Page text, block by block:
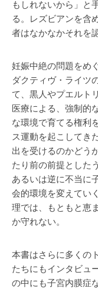
もしれないから」と
る。レズビアンを含
者はなかなかそれを
妊娠中絶の問題をめ
ダクティヴ・ライツ
て、黒人やプエルト
医療による、強制的
な環境で育てる権利
ス運動を起こしてき
出を受けるのかどう
たり前の前提とした
あるいは逆に不当に
会的環境を変えてい
理では、もともと恵
か守れない。
本書はさらに多くの
たちにもインタビュ
の中にも子宮内膜症